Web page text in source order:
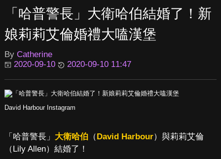
「哈普警長」大衛哈伯結婚了！新
娘莉莉艾倫婚禮大嗑漢堡
By Catherine
2020-09-10
2020-09-10 11:47
David Harbour Instagram
「哈普警長」 大衛哈伯（David Harbour）與莉莉艾倫
（Lily Allen）結婚了！